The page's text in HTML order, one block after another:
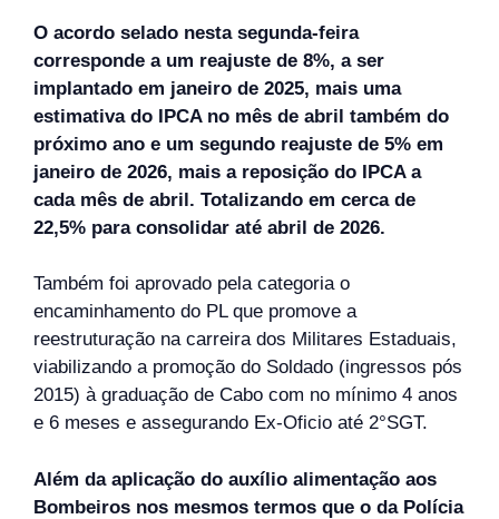
O acordo selado nesta segunda-feira
corresponde a um reajuste de 8%, a ser
implantado em janeiro de 2025, mais uma
estimativa do IPCA no mês de abril também do
próximo ano e um segundo reajuste de 5% em
janeiro de 2026, mais a reposição do IPCA a
cada mês de abril. Totalizando em cerca de
22,5% para consolidar até abril de 2026.
Também foi aprovado pela categoria o
encaminhamento do PL que promove a
reestruturação na carreira dos Militares Estaduais,
viabilizando a promoção do Soldado (ingressos pós
2015) à graduação de Cabo com no mínimo 4 anos
e 6 meses e assegurando Ex-Oficio até 2°SGT.
Além da aplicação do auxílio alimentação aos
Bombeiros nos mesmos termos que o da Polícia